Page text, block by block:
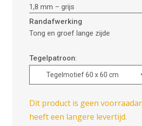
1,8 mm – grijs
Randafwerking
Tong en groef lange zijde
Tegelpatroon:
Dit product is geen
heeft een langere levertijd.